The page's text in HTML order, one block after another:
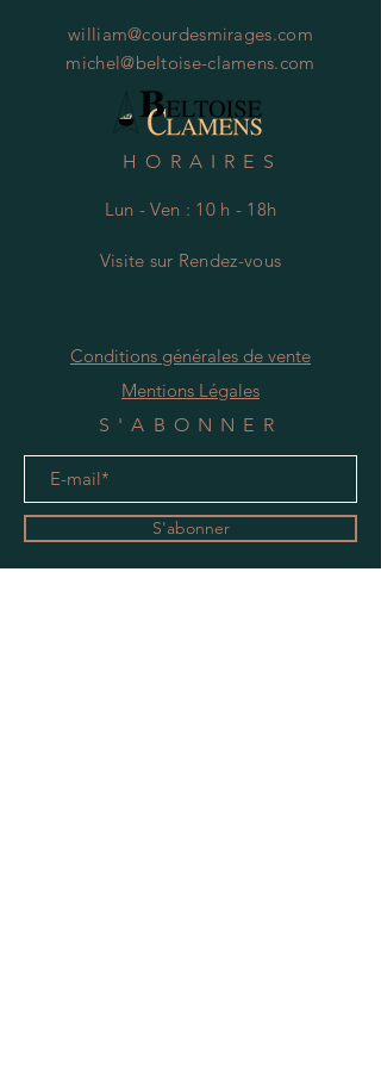
william@courdesmirages.com
michel@beltoise-clamens.com
HORAIRES
Lun - Ven : 10 h - 18h
Visite sur Rendez-vous
Conditions générales de vente
Mentions Légales
S'ABONNER
S'abonner